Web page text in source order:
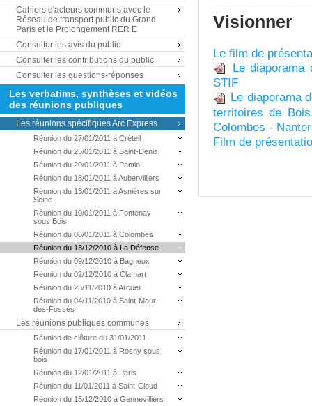
Visionner
Le film de
Le
STIF
Le diaporama
territoires de
Colombes -
Film de
Cahiers d'acteurs communs avec le
Réseau de transport public du Grand
Paris et le Prolongement RER E
Consulter les avis du public
Consulter les contributions du public
Consulter les questions-réponses
Les verbatims, synthèses et vidéos
des réunions publiques
Les réunions spécifiques Arc Express
Réunion du 27/01/2011 à Créteil
Réunion du 25/01/2011 à Saint-Denis
Réunion du 20/01/2011 à Pantin
Réunion du 18/01/2011 à Aubervilliers
Réunion du 13/01/2011 à Asnières sur
Seine
Réunion du 10/01/2011 à Fontenay
sous Bois
Réunion du 06/01/2011 à Colombes
Réunion du 13/12/2010 à La Défense
Réunion du 09/12/2010 à Bagneux
Réunion du 02/12/2010 à Clamart
Réunion du 25/11/2010 à Arcueil
Réunion du 04/11/2010 à Saint-Maur-
des-Fossés
Les réunions publiques communes
Réunion de clôture du 31/01/2011
Réunion du 17/01/2011 à Rosny sous
bois
Réunion du 12/01/2011 à Paris
Réunion du 11/01/2011 à Saint-Cloud
Réunion du 15/12/2010 à Gennevilliers